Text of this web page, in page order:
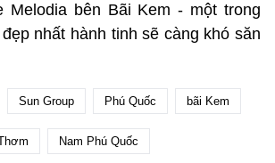
Melodia bên Bãi Kem - một trong
nhất hành tinh sẽ càng khó săn
Sun Group Phú Quốc bãi Kem
Nam Phú Quốc